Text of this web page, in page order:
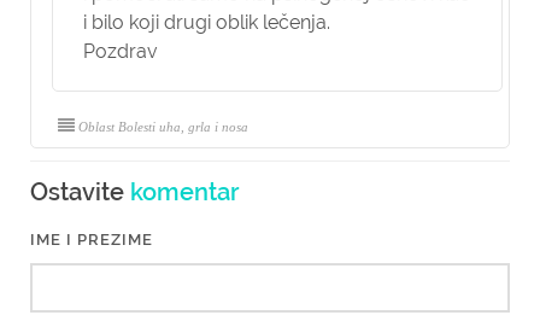
i bilo koji drugi oblik lečenja.
Pozdrav
Oblast Bolesti uha, grla i nosa
Ostavite komentar
IME I PREZIME